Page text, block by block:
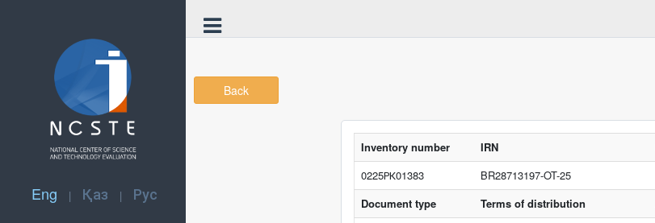
Eng | Қаз | Рус
Back
Inventory number IRN
0225РК01383
BR28713197-OT-25
Document type
Terms of distribution